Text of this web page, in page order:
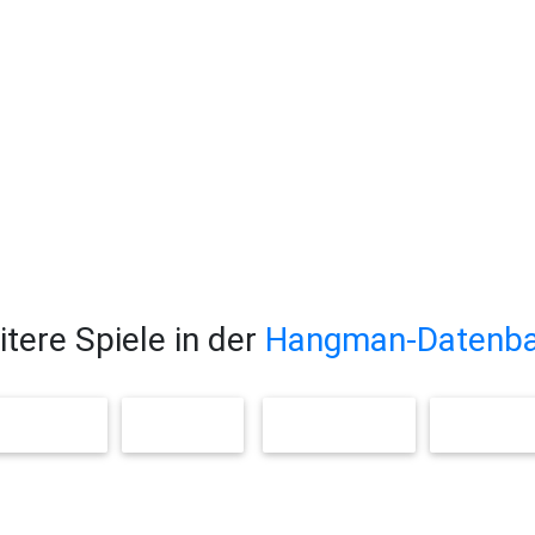
Spiele in der Hangman-